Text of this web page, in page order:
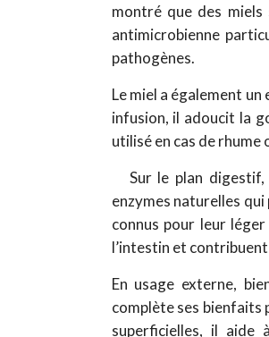
montré que des
antimicrobienne
pathogènes.
Le miel a également
infusion, il adoucit la
utilisé en cas de rhume
Sur le plan
enzymes naturelles
connus pour leur
l’intestin et
En usage externe,
complète ses bienfaits
superficielles, il